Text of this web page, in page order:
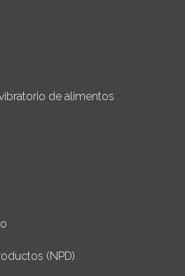
de alimentos
(NPD)